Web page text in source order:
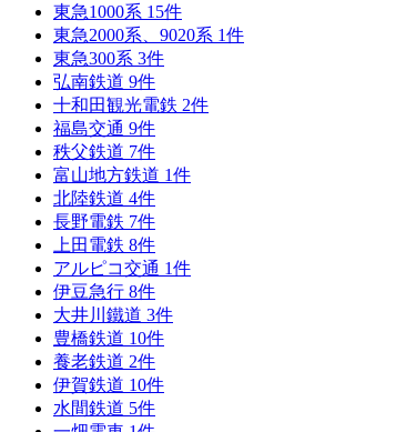
東急1000系 15件
東急2000系、9020系 1件
東急300系 3件
弘南鉄道 9件
十和田観光電鉄 2件
福島交通 9件
秩父鉄道 7件
富山地方鉄道 1件
北陸鉄道 4件
長野電鉄 7件
上田電鉄 8件
アルピコ交通 1件
伊豆急行 8件
大井川鐵道 3件
豊橋鉄道 10件
養老鉄道 2件
伊賀鉄道 10件
水間鉄道 5件